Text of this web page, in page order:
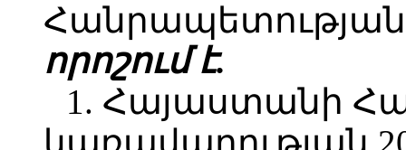
Հանրապետության
որոշում է.
1. Հայաստանի